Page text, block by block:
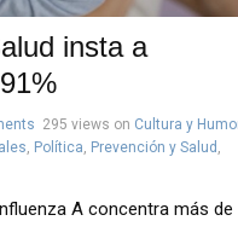
insta a
295 views on Cultura y
, Política, Prevención y Salud ,
A concentra más de